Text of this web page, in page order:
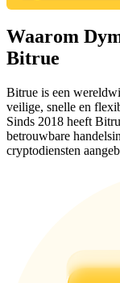
Deposit
Exclusive for
Trade Gold &
Waarom
Bitrue
Bitrue is een
veilige, snelle en
Sinds 2018 heeft
betrouwbare
cryptodiensten